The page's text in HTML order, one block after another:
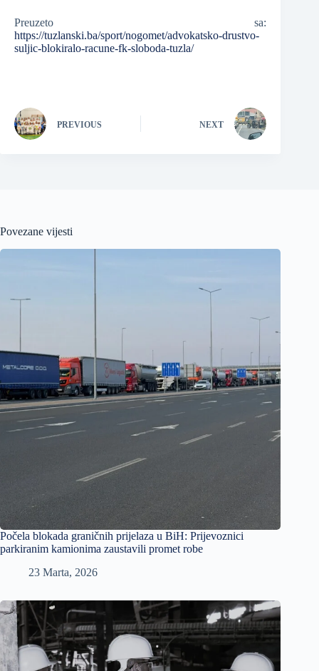
Preuzeto sa:
https://tuzlanski.ba/sport/nogomet/advokatsko-drustvo-
suljic-blokiralo-racune-fk-sloboda-tuzla/
PREVIOUS NEXT
Povezane vijesti
Počela blokada graničnih prijelaza u BiH: Prijevoznici
parkiranim kamionima zaustavili promet robe
23 Marta, 2026